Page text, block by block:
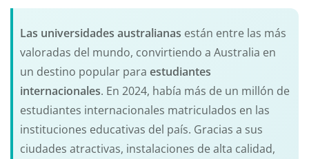
Las universidades australianas están entre las más
valoradas del mundo, convirtiendo a Australia en
un destino popular para estudiantes
internacionales. En 2024, había más de un millón de
estudiantes internacionales matriculados en las
instituciones educativas del país. Gracias a sus
ciudades atractivas, instalaciones de alta calidad,